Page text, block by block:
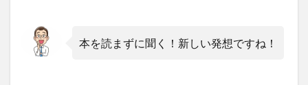
本を読まずに聞く！新しい発想ですね！